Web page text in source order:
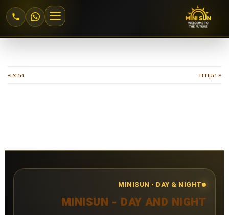
שיזוף במכונה
« הקודם הבא »
MINISUN • DAY & NIGHT
MINISUN - DAY AND NIGHT